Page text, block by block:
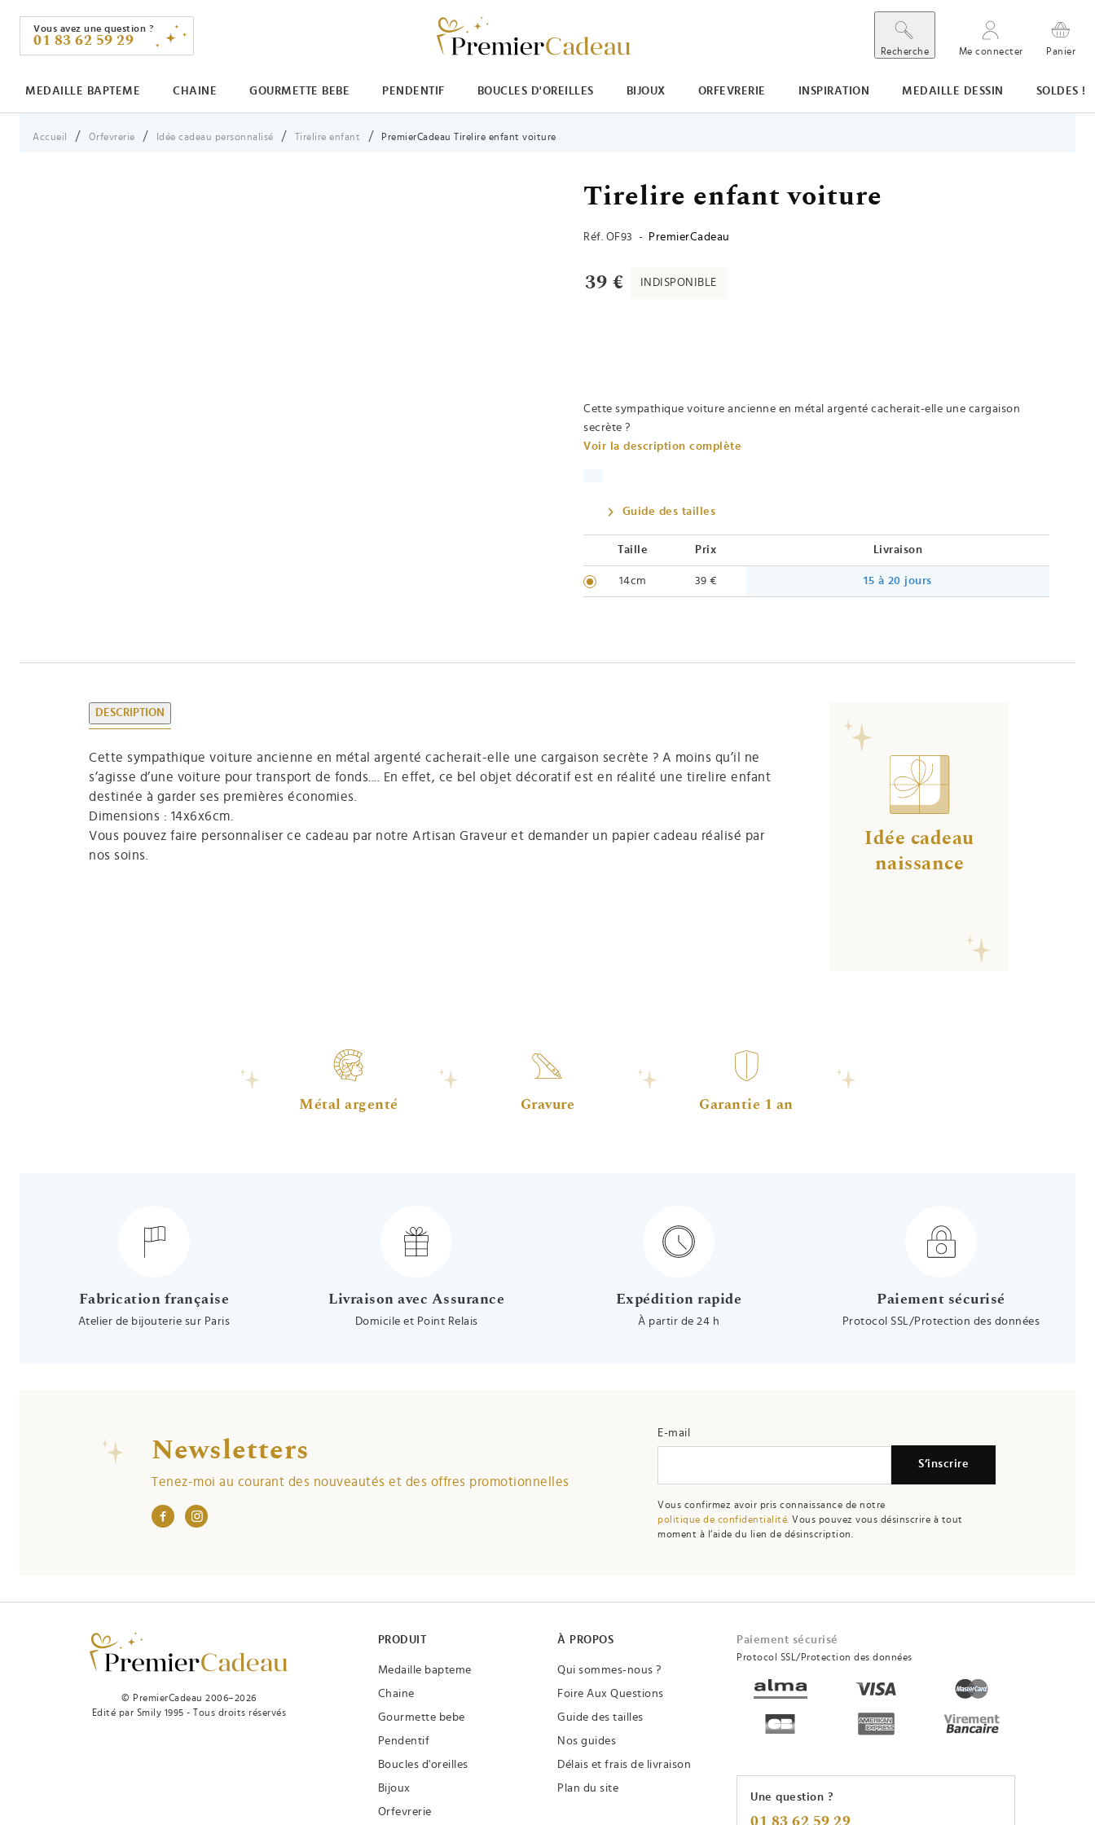
Vous avez une question ?
01 83 62 59 29
Recherche Me connecter Panier
MEDAILLE BAPTEME CHAINE GOURMETTE BEBE PENDENTIF BOUCLES D'OREILLES BIJOUX ORFEVRERIE INSPIRATION MEDAILLE DESSIN SOLDES !
Vous êtes ici :
Accueil Orfevrerie Idée cadeau personnalisé Tirelire enfant PremierCadeau Tirelire enfant voiture
Tirelire enfant voiture
Réf. OF93 - PremierCadeau
39 € INDISPONIBLE
Cette sympathique voiture ancienne en métal argenté cacherait-elle une cargaison
secrète ?
Voir la description complète
Guide des tailles
Taille Prix Livraison
14cm 39 € 15 à 20 jours
DESCRIPTION
Cette sympathique voiture ancienne en métal argenté cacherait-elle une cargaison secrète ? A moins qu’il ne
s’agisse d’une voiture pour transport de fonds.... En effet, ce bel objet décoratif est en réalité une tirelire enfant
destinée à garder ses premières économies.
Dimensions : 14x6x6cm.
Vous pouvez faire personnaliser ce cadeau par notre Artisan Graveur et demander un papier cadeau réalisé par
nos soins.
Idée cadeau
naissance
Métal argenté Gravure Garantie 1 an
Fabrication française
Atelier de bijouterie sur Paris
Livraison avec Assurance
Domicile et Point Relais
Expédition rapide
À partir de 24 h
Paiement sécurisé
Protocol SSL/Protection des données
Newsletters
Tenez-moi au courant des nouveautés et des offres promotionnelles
E-mail
S’inscrire
Vous confirmez avoir pris connaissance de notre
politique de confidentialité. Vous pouvez vous désinscrire à tout
moment à l’aide du lien de désinscription.
© PremierCadeau 2006–2026
Edité par Smily 1995 - Tous droits réservés
PRODUIT
Medaille bapteme
Chaine
Gourmette bebe
Pendentif
Boucles d'oreilles
Bijoux
Orfevrerie
À PROPOS
Qui sommes-nous ?
Foire Aux Questions
Guide des tailles
Nos guides
Délais et frais de livraison
Plan du site
Paiement sécurisé
Protocol SSL/Protection des données
Une question ?
01 83 62 59 29